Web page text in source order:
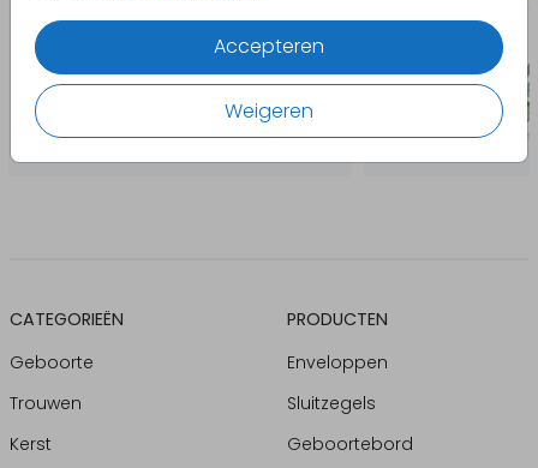
Accepteren
Weigeren
CATEGORIEËN
Geboorte
Trouwen
Kerst
PRODUCTEN
Enveloppen
Sluitzegels
Geboortebord